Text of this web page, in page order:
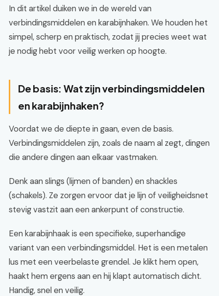
In dit artikel duiken we in de wereld van
verbindingsmiddelen en karabijnhaken. We houden het
simpel, scherp en praktisch, zodat jij precies weet wat
je nodig hebt voor veilig werken op hoogte.
De basis: Wat zijn verbindingsmiddelen
en karabijnhaken?
Voordat we de diepte in gaan, even de basis.
Verbindingsmiddelen zijn, zoals de naam al zegt, dingen
die andere dingen aan elkaar vastmaken.
Denk aan slings (lijmen of banden) en shackles
(schakels). Ze zorgen ervoor dat je lijn of veiligheidsnet
stevig vastzit aan een ankerpunt of constructie.
Een karabijnhaak is een specifieke, superhandige
variant van een verbindingsmiddel. Het is een metalen
lus met een veerbelaste grendel. Je klikt hem open,
haakt hem ergens aan en hij klapt automatisch dicht.
Handig, snel en veilig.